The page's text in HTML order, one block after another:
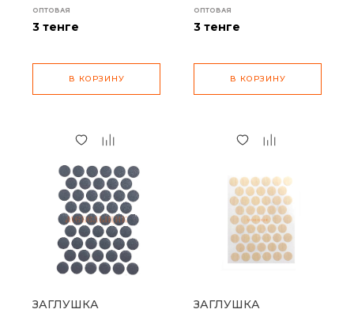
ОПТОВАЯ
3 тенге
В КОРЗИНУ
ОПТОВАЯ
3 тенге
В КОРЗИНУ
ЗАГЛУШКА
ЗАГЛУШКА